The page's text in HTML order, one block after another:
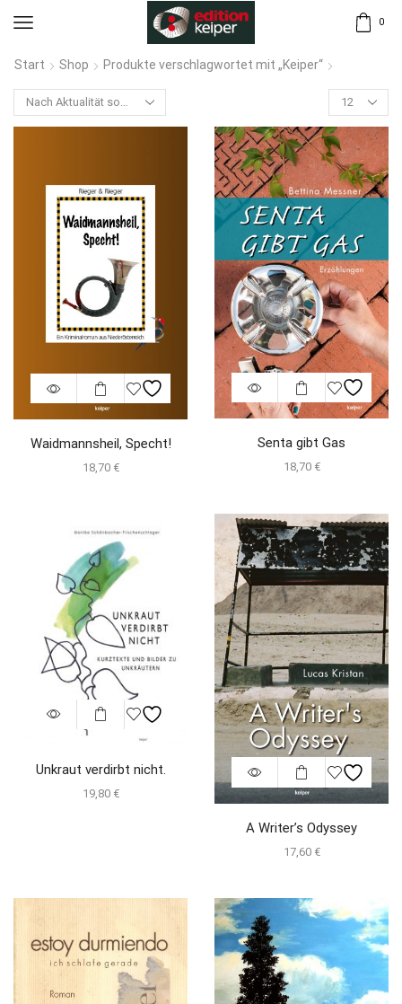
0
Start Shop Produkte verschlagwortet mit „Keiper“
Waidmannsheil, Specht!
18,70 €
Senta gibt Gas
18,70 €
Unkraut verdirbt nicht.
19,80 €
A Writer’s Odyssey
17,60 €